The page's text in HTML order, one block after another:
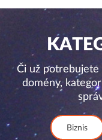
Či už potrebujete
domény,
Biznis